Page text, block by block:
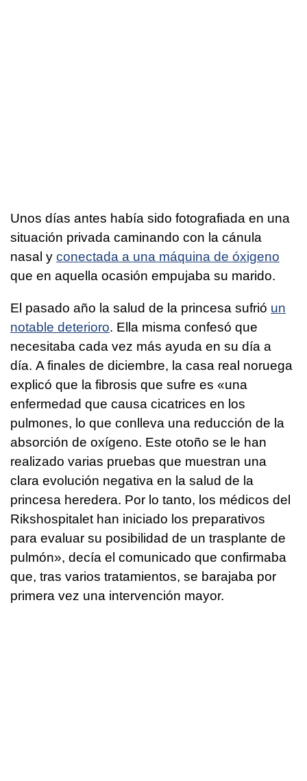
Unos días antes había sido fotografiada en una
situación privada caminando con la cánula
nasal y conectada a una máquina de óxigeno
que en aquella ocasión empujaba su marido.
El pasado año la salud de la princesa sufrió un
notable deterioro. Ella misma confesó que
necesitaba cada vez más ayuda en su día a
día. A finales de diciembre, la casa real noruega
explicó que la fibrosis que sufre es «una
enfermedad que causa cicatrices en los
pulmones, lo que conlleva una reducción de la
absorción de oxígeno. Este otoño se le han
realizado varias pruebas que muestran una
clara evolución negativa en la salud de la
princesa heredera. Por lo tanto, los médicos del
Rikshospitalet han iniciado los preparativos
para evaluar su posibilidad de un trasplante de
pulmón», decía el comunicado que confirmaba
que, tras varios tratamientos, se barajaba por
primera vez una intervención mayor.